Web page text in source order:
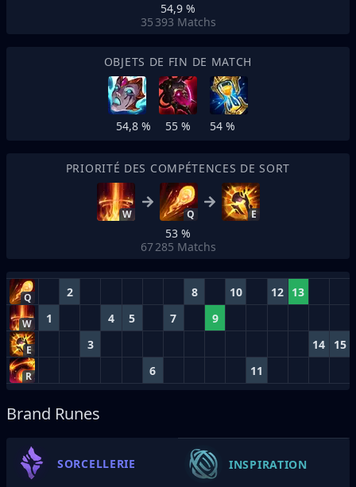
54,9 %
35 393 Matchs
OBJETS DE FIN DE MATCH
54,8 % 55 % 54 %
PRIORITÉ DES COMPÉTENCES DE SORT
W Q E
53 %
67 285 Matchs
Q 2 8 10 12 13
W 1 4 5 7 9
E 3 14 15
R 6 11
Brand Runes
SORCELLERIE INSPIRATION